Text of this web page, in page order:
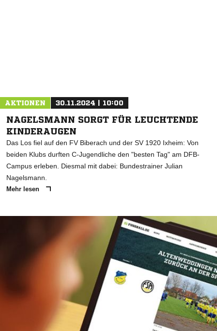
AKTIONEN 30.11.2024 | 10:00
NAGELSMANN SORGT FÜR LEUCHTENDE
KINDERAUGEN
Das Los fiel auf den FV Biberach und der SV 1920 Ixheim: Von
beiden Klubs durften C-Jugendliche den "besten Tag" am DFB-
Campus erleben. Diesmal mit dabei: Bundestrainer Julian
Nagelsmann.
Mehr lesen